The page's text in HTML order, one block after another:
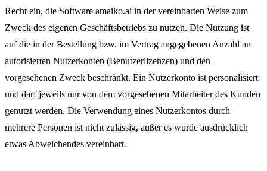
Recht ein, die Software amaiko.ai in der vereinbarten Weise zum
Zweck des eigenen Geschäftsbetriebs zu nutzen. Die Nutzung ist
auf die in der Bestellung bzw. im Vertrag angegebenen Anzahl an
autorisierten Nutzerkonten (Benutzerlizenzen) und den
vorgesehenen Zweck beschränkt. Ein Nutzerkonto ist personalisiert
und darf jeweils nur von dem vorgesehenen Mitarbeiter des Kunden
genutzt werden. Die Verwendung eines Nutzerkontos durch
mehrere Personen ist nicht zulässig, außer es wurde ausdrücklich
etwas Abweichendes vereinbart.